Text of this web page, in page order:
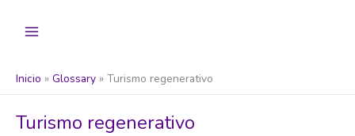
Inicio Glossary Turismo regenerativo
Turismo regenerativo